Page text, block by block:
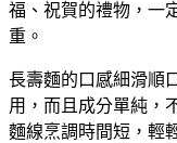
福、祝賀的禮物，一
重。
長壽麵的口感細滑順
用，而且成分單純，
麵線烹調時間短，輕